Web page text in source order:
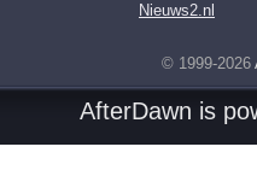
Nieuws2.nl
© 1999-2026
AfterDawn is